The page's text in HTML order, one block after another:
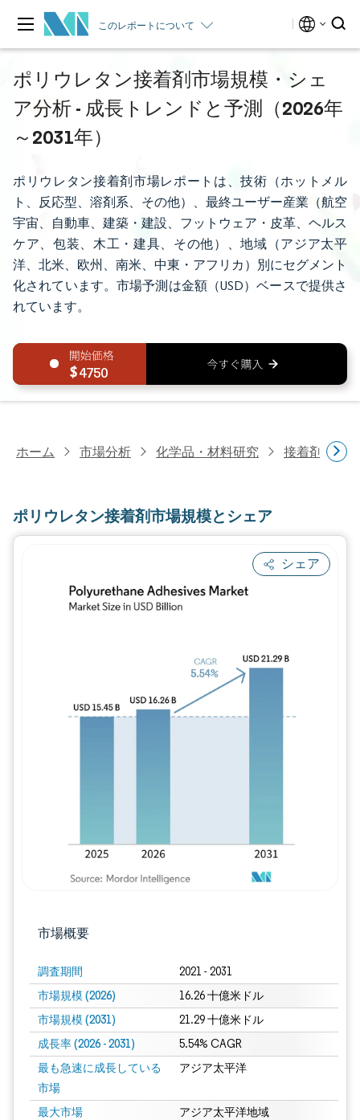
このレポートについて
ポリウレタン接着剤市場規模・シェ
ア分析 - 成長トレンドと予測（2026年
～2031年）
ポリウレタン接着剤市場レポートは、技術（ホットメル
ト、反応型、溶剤系、その他）、最終ユーザー産業（航空
宇宙、自動車、建築・建設、フットウェア・皮革、ヘルス
ケア、包装、木工・建具、その他）、地域（アジア太平
洋、北米、欧州、南米、中東・アフリカ）別にセグメント
化されています。市場予測は金額（USD）ベースで提供さ
れています。
4750
ホーム 市場分析 化学品・材料研究 接着剤・シ
ポリウレタン接着剤市場規模とシェア
シェア
市場概要
調査期間 2021 - 2031
市場規模 (2026) 16.26 十億米ドル
市場規模 (2031) 21.29 十億米ドル
成長率 (2026 - 2031) 5.54% CAGR
最も急速に成長している
市場
アジア太平洋
最大市場 アジア太平洋地域